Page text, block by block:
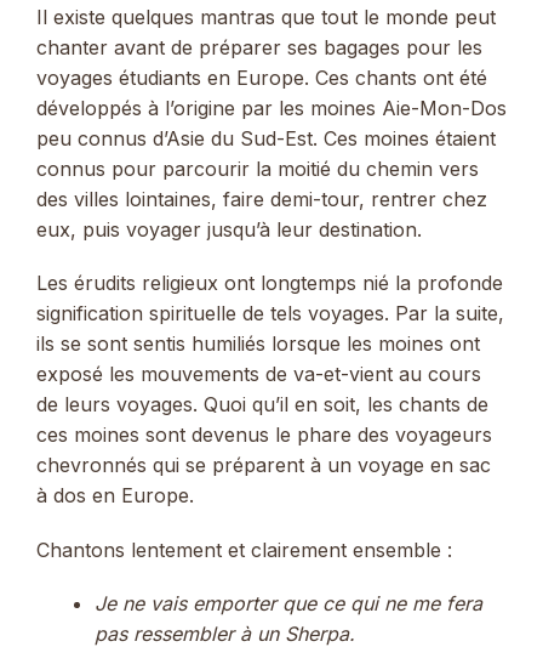
Il existe quelques mantras que tout le monde peut
chanter avant de préparer ses bagages pour les
voyages étudiants en Europe. Ces chants ont été
développés à l’origine par les moines Aie-Mon-Dos
peu connus d’Asie du Sud-Est. Ces moines étaient
connus pour parcourir la moitié du chemin vers
des villes lointaines, faire demi-tour, rentrer chez
eux, puis voyager jusqu’à leur destination.
Les érudits religieux ont longtemps nié la profonde
signification spirituelle de tels voyages. Par la suite,
ils se sont sentis humiliés lorsque les moines ont
exposé les mouvements de va-et-vient au cours
de leurs voyages. Quoi qu’il en soit, les chants de
ces moines sont devenus le phare des voyageurs
chevronnés qui se préparent à un voyage en sac
à dos en Europe.
Chantons lentement et clairement ensemble :
Je ne vais emporter que ce qui ne me fera
pas ressembler à un Sherpa.